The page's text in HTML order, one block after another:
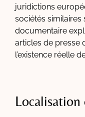
juridictions
sociétés
documentaire
articles de presse
l’existence réelle